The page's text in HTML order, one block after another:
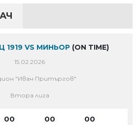
1919 VS МИНЬОР (ON TIME)
15.02.2026
"Иван Притъргов"
Втора лига
00 00 00